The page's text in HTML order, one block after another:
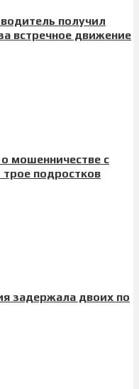
получил
встречное движение
мошенничестве с
подростков
задержала двоих по